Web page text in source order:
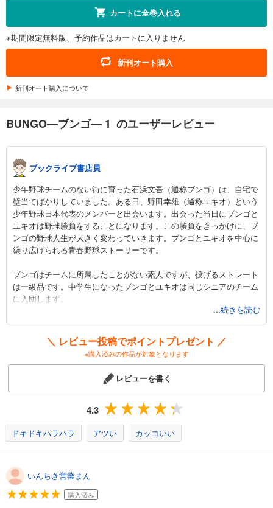
BUNGO―ブンゴ― 12
円 (税込)
BUNGO―ブンゴ― 13
564円 (税込)
試し読み
あらすじを表示する
BUNGO―ブンゴ― 14
564円 (税込)
カート
試し読み
あらすじを表示する
564円 (税込)
BUNGO―ブンゴ― 16
円 (税込)
BUNGO―ブンゴ― 17
564円 (税込)
カートに全巻入れる
※期間限定無料版、予約作品はカートに入りません
新刊オート購入
新刊オート購入について
BUNGO―ブンゴ― 1 のユーザーレビュー
ブックライブ書店員
少年野球チームのない街に育った石浜文吾（通称ブンゴ）は、自宅で
壁当てばかりしていました。ある日、野田幸雄（通称ユキオ）という
少年野球日本代表のメンバーと出会います。出会った当日にブンゴと
ユキオは野球勝負をすることになります。この勝負をきっかけに、ブ
ンゴの野球人生が大きく変わっていきます。ブンゴとユキオを中心に
繰り広げられる青春野球ストーリーです。
ブンゴはチームに所属したことがない素人ですが、投げるストレート
は一級品です。中学生になったブンゴとユキオは同じシニアのチーム
に入団します。
ブンゴが規格外のストレートで強敵を圧倒していくストーリーにワク
ワクが止まりません。ライバルのユキオと共に成長し、全身全霊で野
球に取り組む姿に胸が熱くなります。このマンガを読んで自分ももっ
と頑張らなきゃと感じました。野球の経験がない人でも楽しめるマン
ガなのでぜひ読んでみてください。
...続きを読む
＼ レビュー投稿でポイントプレゼント ／
※購入済みの作品が対象となります
レビューを書く
4.3
ドキドキハラハラ アツい カッコいい
いんちき営業まん
購入済み